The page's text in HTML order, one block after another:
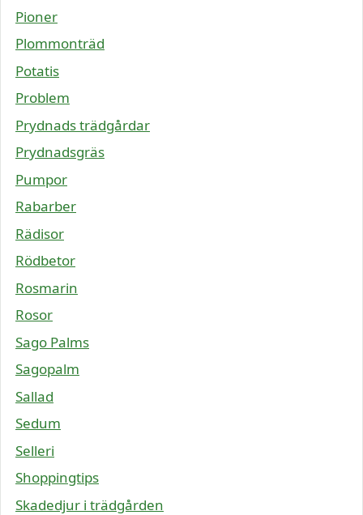
Pioner
Plommonträd
Potatis
Problem
Prydnads trädgårdar
Prydnadsgräs
Pumpor
Rabarber
Rädisor
Rödbetor
Rosmarin
Rosor
Sago Palms
Sagopalm
Sallad
Sedum
Selleri
Shoppingtips
Skadedjur i trädgården